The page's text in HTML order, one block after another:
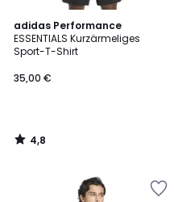
adidas Performance
ESSENTIALS Kurzärmeliges
Sport-T-Shirt
35,00 €
4,8
/ 5
4,8
/